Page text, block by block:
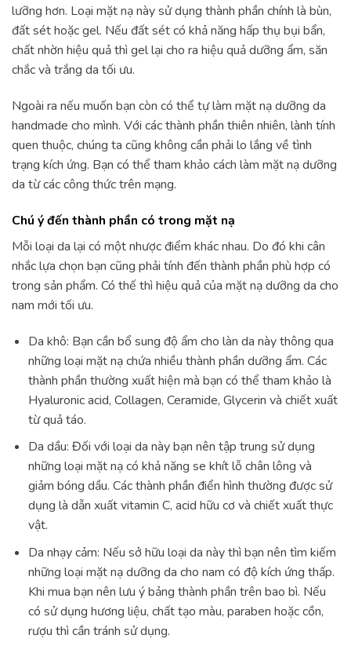
lưỡng hơn. Loại mặt nạ này sử dụng thành phần chính là bùn,
đất sét hoặc gel. Nếu đất sét có khả năng hấp thụ bụi bẩn,
chất nhờn hiệu quả thì gel lại cho ra hiệu quả dưỡng ẩm, săn
chắc và trắng da tối ưu.
Ngoài ra nếu muốn bạn còn có thể tự làm mặt nạ dưỡng da
handmade cho mình. Với các thành phần thiên nhiên, lành tính
quen thuộc, chúng ta cũng không cần phải lo lắng về tình
trạng kích ứng. Bạn có thể tham khảo cách làm mặt nạ dưỡng
da từ các công thức trên mạng.
Chú ý đến thành phần có trong mặt nạ
Mỗi loại da lại có một nhược điểm khác nhau. Do đó khi cân
nhắc lựa chọn bạn cũng phải tính đến thành phần phù hợp có
trong sản phẩm. Có thế thì hiệu quả của mặt nạ dưỡng da cho
nam mới tối ưu.
Da khô: Bạn cần bổ sung độ ẩm cho làn da này thông qua
những loại mặt nạ chứa nhiều thành phần dưỡng ẩm. Các
thành phần thường xuất hiện mà bạn có thể tham khảo là
Hyaluronic acid, Collagen, Ceramide, Glycerin và chiết xuất
từ ​​quả táo.
Da dầu: Đối với loại da này bạn nên tập trung sử dụng
những loại mặt nạ có khả năng se khít lỗ chân lông và
giảm bóng dầu. Các thành phần điển hình thường được sử
dụng là dẫn xuất vitamin C, acid hữu cơ và chiết xuất thực
vật.
Da nhạy cảm: Nếu sở hữu loại da này thì bạn nên tìm kiếm
những loại mặt nạ dưỡng da cho nam có độ kích ứng thấp.
Khi mua bạn nên lưu ý bảng thành phần trên bao bì. Nếu
có sử dụng hương liệu, chất tạo màu, paraben hoặc cồn,
rượu thì cần tránh sử dụng.